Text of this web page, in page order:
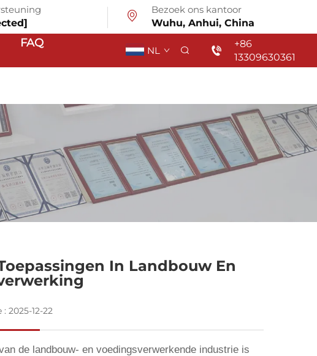
Bezoek ons kantoor
Wuhu, Anhui, China
FAQ
NL
+86
13309630361
In Landbouw En
: 2025-12-22
de landbouw- en voedingsverwerkende industrie is